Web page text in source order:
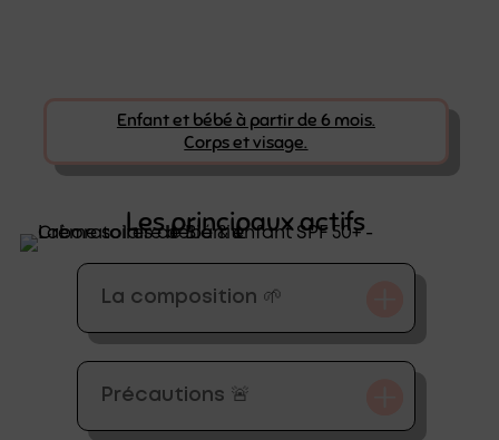
Enfant et bébé à partir de 6 mois.
Corps et visage.
Les principaux actifs
La composition 🌱
Précautions 🚨